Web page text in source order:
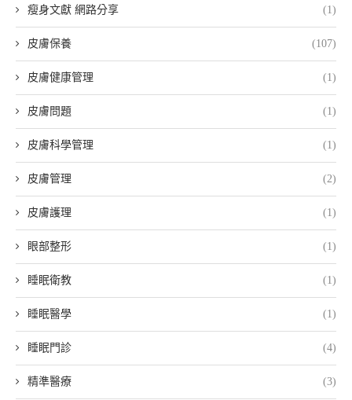
瘦身文獻 網路分享 (1)
皮膚保養 (107)
皮膚健康管理 (1)
皮膚問題 (1)
皮膚科學管理 (1)
皮膚管理 (2)
皮膚護理 (1)
眼部整形 (1)
睡眠衛教 (1)
睡眠醫學 (1)
睡眠門診 (4)
精準醫療 (3)